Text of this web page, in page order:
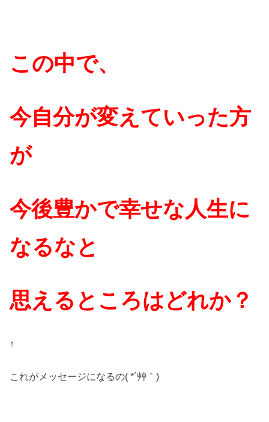
この中で、
今自分が変えていった方
が
今後豊かで幸せな人生に
なるなと
思えるところはどれか？
↑
これがメッセージになるの( *´艸｀)